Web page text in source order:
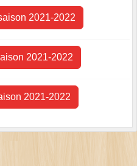
2021-2022
2021-2022
2021-2022